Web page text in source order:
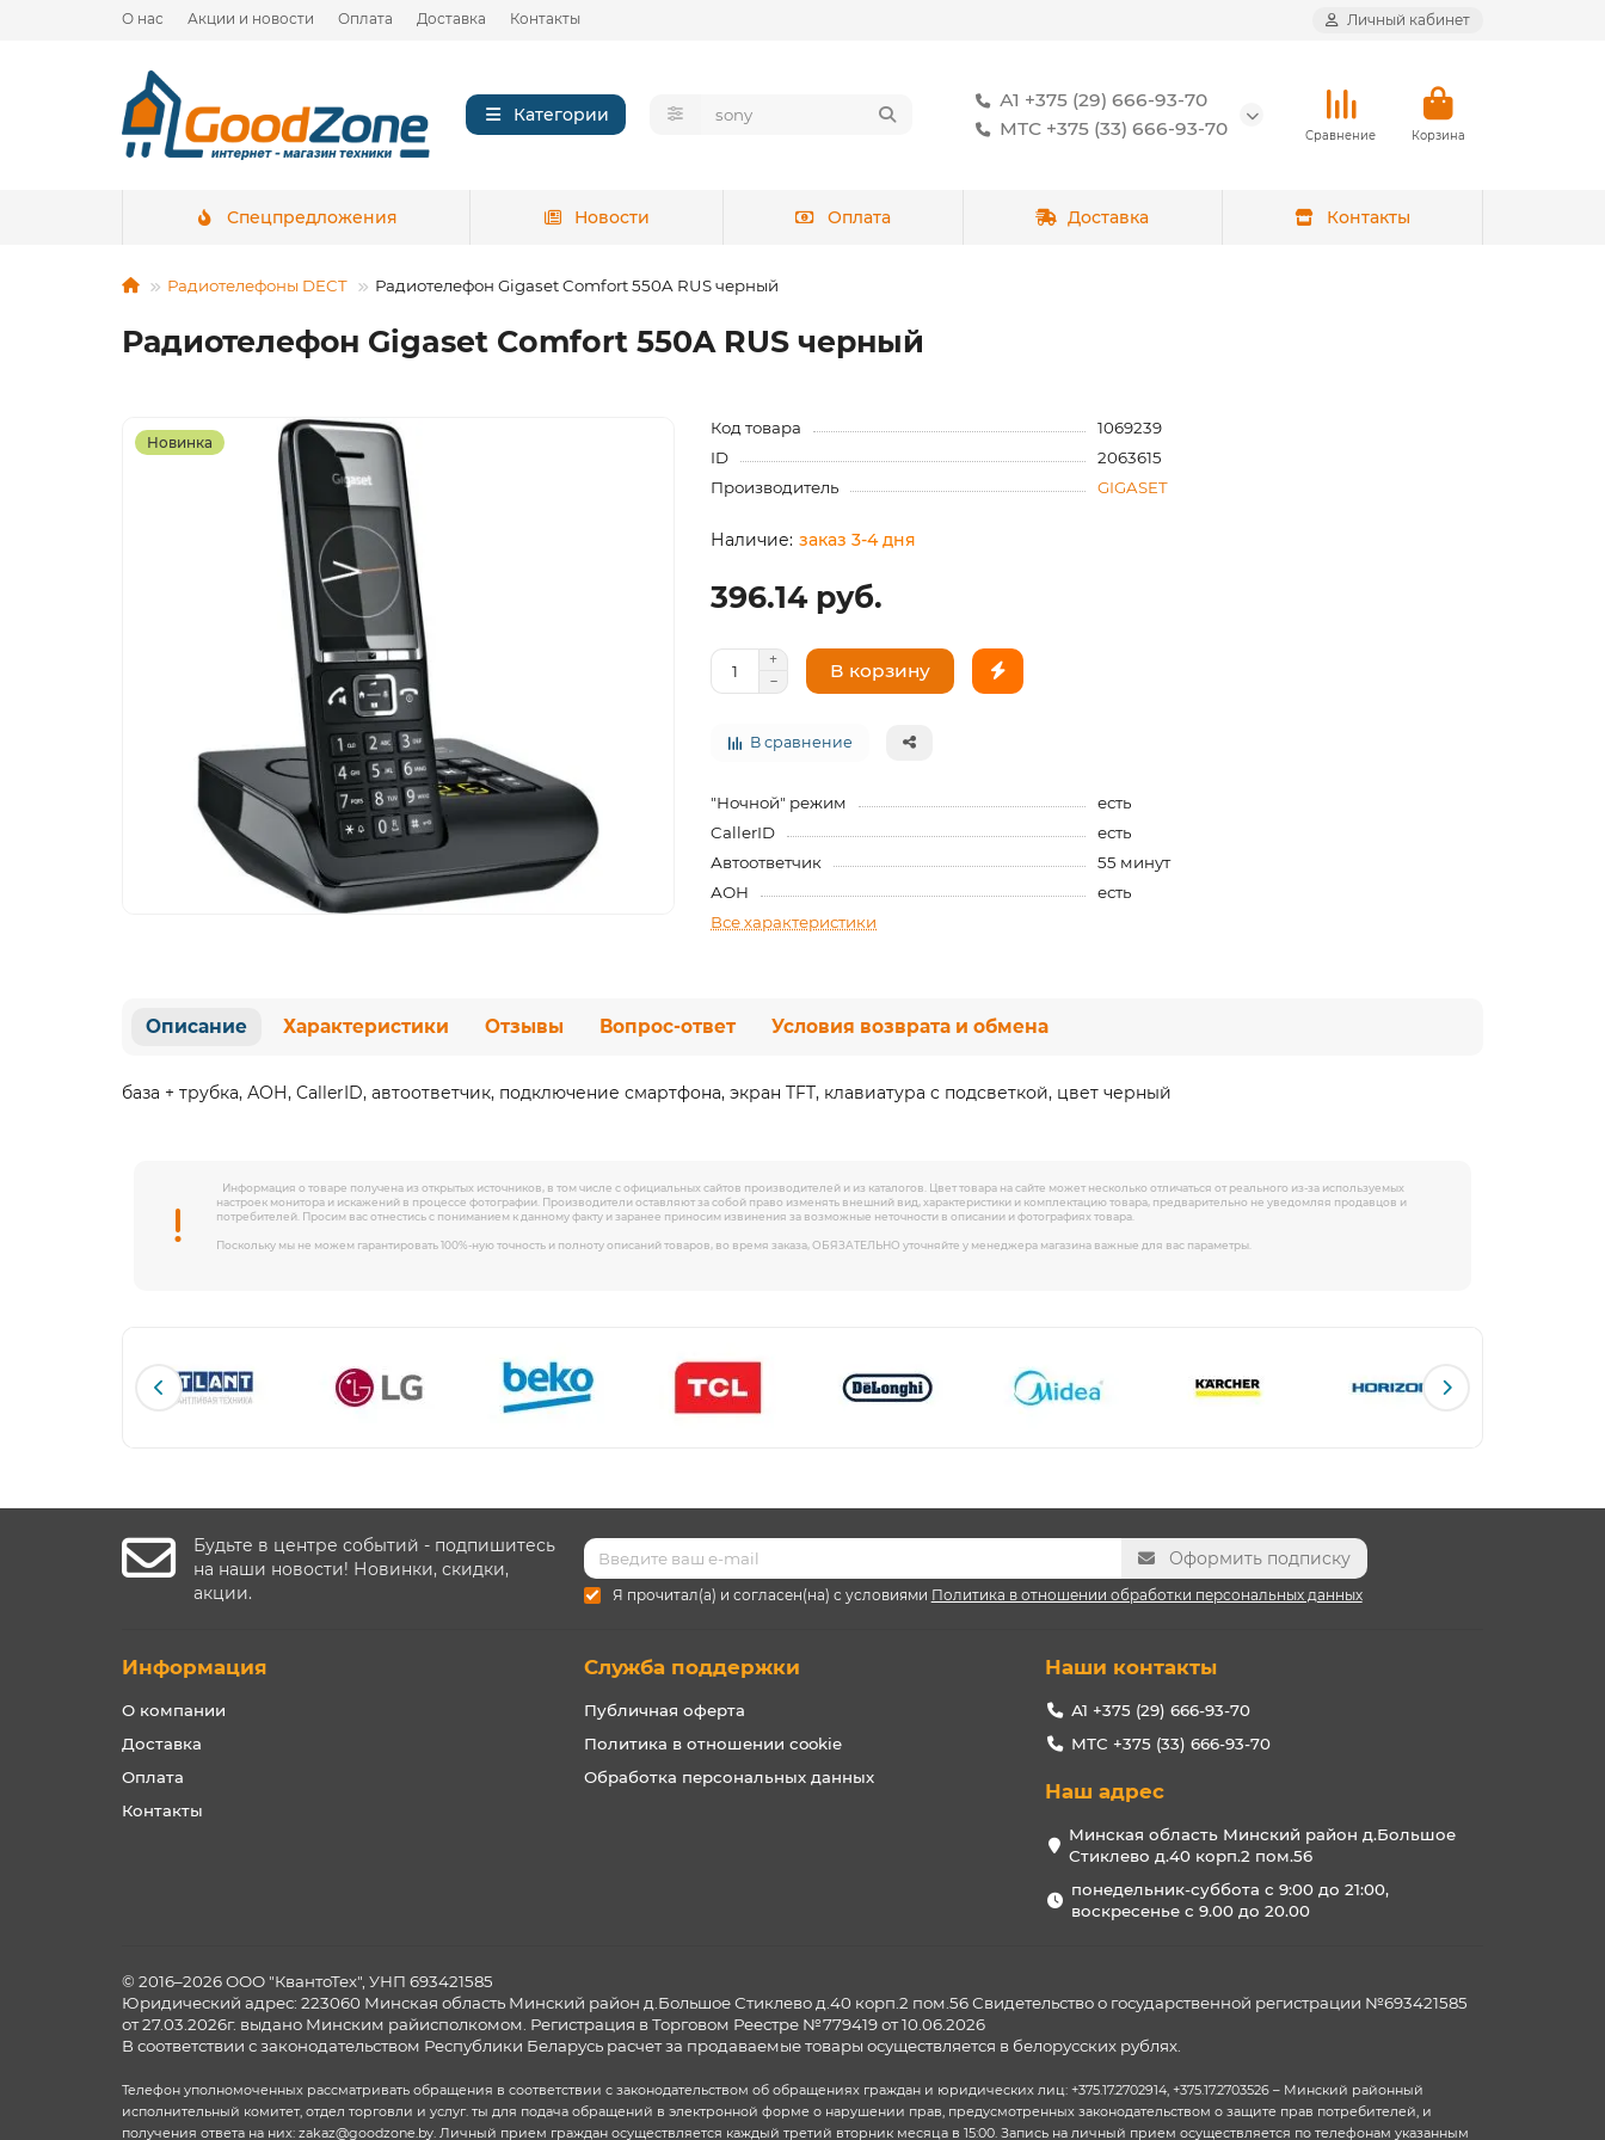
О нас Акции и новости Оплата Доставка Контакты Личный кабинет
Категории
А1 +375 (29) 666-93-70
МТС +375 (33) 666-93-70
Сравнение Корзина
Спецпредложения Новости Оплата Доставка Контакты
Радиотелефоны DECT Радиотелефон Gigaset Comfort 550A RUS черный
Радиотелефон Gigaset Comfort 550A RUS черный
Новинка
Код товара
1069239
ID
2063615
Производитель
GIGASET
заказ 3-4 дня
396.14 руб.
В корзину
В сравнение
"Ночной" режим
есть
CallerID
есть
Автоответчик
55 минут
АОН
есть
Все характеристики
Описание Характеристики Отзывы Вопрос-ответ Условия возврата и обмена
база + трубка, АОН, CallerID, автоответчик, подключение смартфона, экран TFT, клавиатура c подсветкой, цвет черный
Информация о товаре получена из открытых источников, в том числе с официальных сайтов производителей и из каталогов. Цвет товара на сайте может несколько отличаться от реального из-за используемых
настроек монитора и искажений в процессе фотографии. Производители оставляют за собой право изменять внешний вид, характеристики и комплектацию товара, предварительно не уведомляя продавцов и
потребителей. Просим вас отнестись с пониманием к данному факту и заранее приносим извинения за возможные неточности в описании и фотографиях товара.
Поскольку мы не можем гарантировать 100%-ную точность и полноту описаний товаров, во время заказа, ОБЯЗАТЕЛЬНО уточняйте у менеджера магазина важные для вас параметры.
Будьте в центре событий - подпишитесь
на наши новости! Новинки, скидки,
акции.
Оформить подписку
Я прочитал(а) и согласен(на) с условиями Политика в отношении обработки персональных данных
Информация
О компании
Доставка
Оплата
Контакты
Служба поддержки
Публичная оферта
Политика в отношении cookie
Обработка персональных данных
Наши контакты
А1 +375 (29) 666-93-70
МТС +375 (33) 666-93-70
Наш адрес
Минская область Минский район д.Большое
Стиклево д.40 корп.2 пом.56
понедельник-суббота с 9:00 до 21:00,
воскресенье с 9.00 до 20.00
© 2016–2026 ООО "КвантоТех", УНП 693421585
Юридический адрес: 223060 Минская область Минский район д.Большое Стиклево д.40 корп.2 пом.56 Свидетельство о государственной регистрации №693421585
от 27.03.2026г. выдано Минским райисполкомом. Регистрация в Торговом Реестре №779419 от 10.06.2026
В соответствии с законодательством Республики Беларусь расчет за продаваемые товары осуществляется в белорусских рублях.
Телефон уполномоченных рассматривать обращения в соответствии с законодательством об обращениях граждан и юридических лиц: +375.17.2702914, +375.17.2703526 – Минский районный
исполнительный комитет, отдел торговли и услуг. ты для подача обращений в электронной форме о нарушении прав, предусмотренных законодательством о защите прав потребителей, и
получения ответа на них: zakaz@goodzone.by. Личный прием граждан осуществляется каждый третий вторник месяца в 15:00. Запись на личный прием осуществляется по телефонам указанным